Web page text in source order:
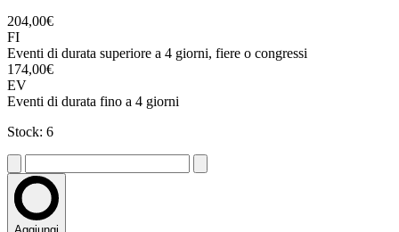
204,00€
FI
Eventi di durata superiore a 4 giorni, fiere o congressi
174,00€
EV
Eventi di durata fino a 4 giorni
Stock: 6